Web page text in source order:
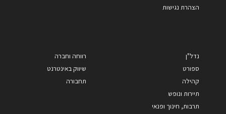
הצהרת נגישות
נדל"ן
ספורט
קהילה
תיירות ונופש
תרבות, חינוך ופנאי
רווחה וחברה
שיווק באינטרנט
תחבורה